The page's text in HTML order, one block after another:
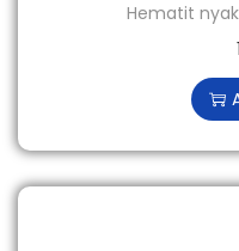
Hematit